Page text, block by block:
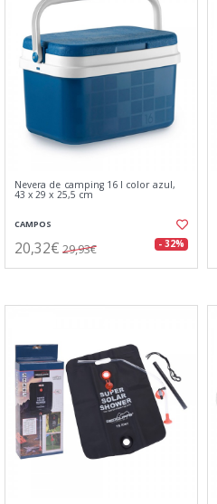
Nevera de camping 16 l color azul,
43 x 29 x 25,5 cm
CAMPOS
20,32€ 29,93€ - 32%